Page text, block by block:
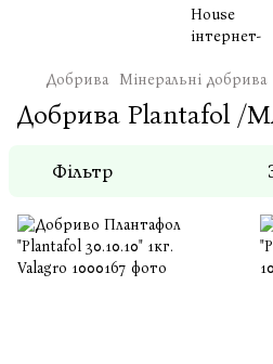
Добрива Мінеральні добрива
Добрива Plantafol /
Фільтр